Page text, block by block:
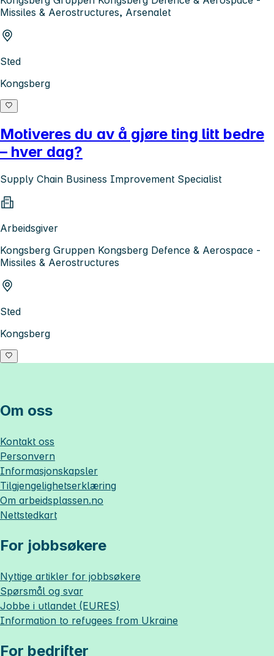
Missiles & Aerostructures, Arsenalet
Sted
Kongsberg
Motiveres du av å gjøre ting litt bedre
– hver dag?
Supply Chain Business Improvement Specialist
Arbeidsgiver
Kongsberg Gruppen Kongsberg Defence & Aerospace -
Missiles & Aerostructures
Sted
Kongsberg
Om oss
Kontakt oss
Personvern
Informasjonskapsler
Tilgjengelighetserklæring
Om arbeidsplassen.no
Nettstedkart
For jobbsøkere
Nyttige artikler for jobbsøkere
Spørsmål og svar
Jobbe i utlandet (EURES)
Information to refugees from Ukraine
For bedrifter